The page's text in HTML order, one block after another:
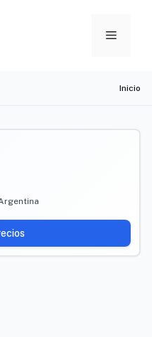
Menu
Inicio